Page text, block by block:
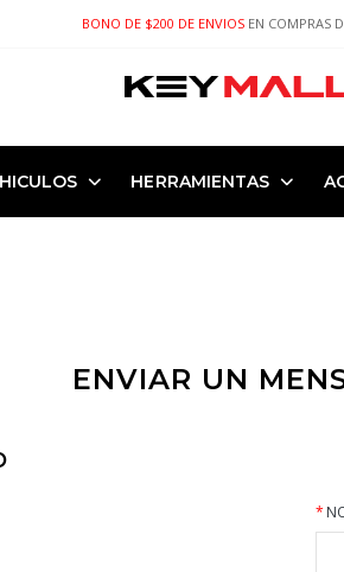
BONO DE $200 DE ENVIOS EN COMPRAS
HERRAMIENTAS
ENVIAR UN
*